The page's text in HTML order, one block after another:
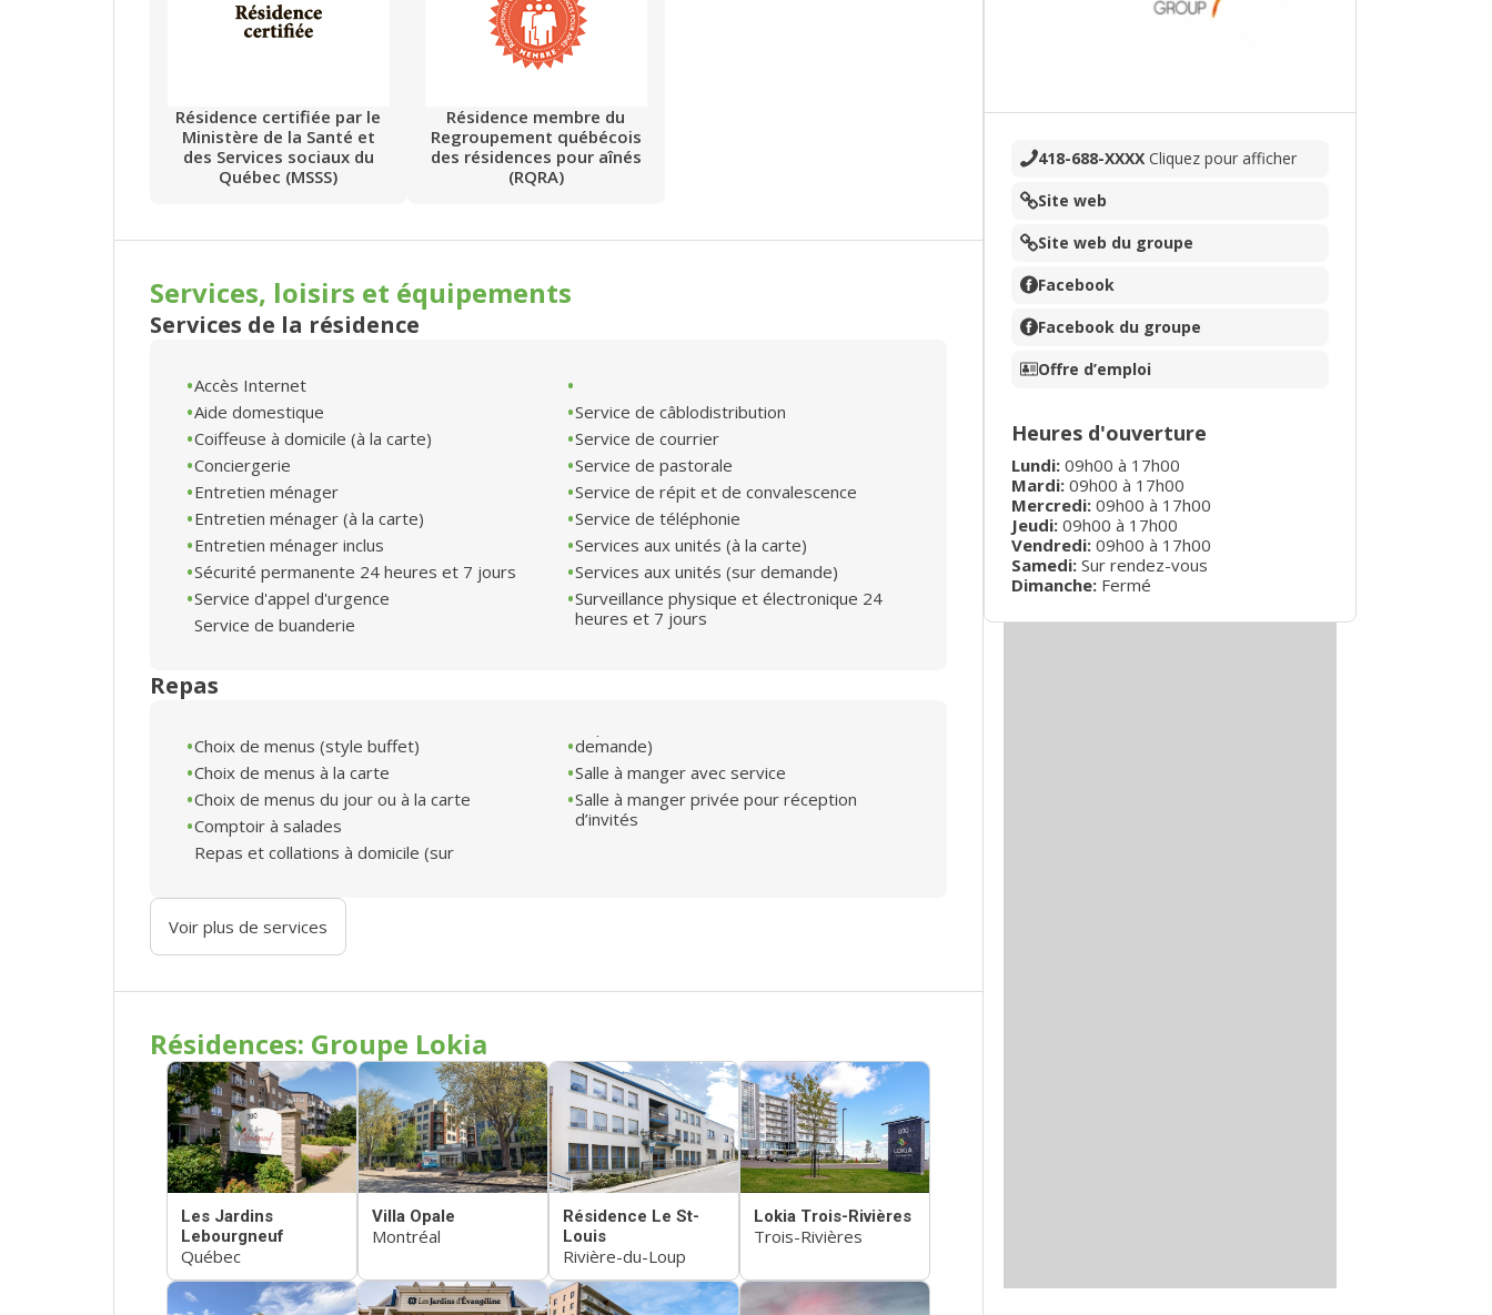
Résidence certifiée par le
Ministère de la Santé et
des Services sociaux du
Québec (MSSS)
Résidence membre du
Regroupement québécois
des résidences pour aînés
(RQRA)
Services, loisirs et équipements
Services de la résidence
Accès Internet
Aide domestique
Coiffeuse à domicile (à la carte)
Conciergerie
Entretien ménager
Entretien ménager (à la carte)
Entretien ménager inclus
Sécurité permanente 24 heures et 7 jours
Service d'appel d'urgence
Service de buanderie
Service de câblodistribution
Service de courrier
Service de pastorale
Service de répit et de convalescence
Service de téléphonie
Services aux unités (à la carte)
Services aux unités (sur demande)
Surveillance physique et électronique 24
heures et 7 jours
Repas
Choix de menus (style buffet)
Choix de menus à la carte
Choix de menus du jour ou à la carte
Comptoir à salades
Repas et collations à domicile (sur
demande)
Salle à manger avec service
Salle à manger privée pour réception
d’invités
Voir plus de services
Résidences: Groupe Lokia
Les Jardins
Lebourgneuf
Québec
Villa Opale
Montréal
Résidence Le St-
Louis
Rivière-du-Loup
Lokia Trois-Rivières
Trois-Rivières
418-688-XXXX Cliquez pour afficher
Site web
Site web du groupe
Facebook
Facebook du groupe
Offre d’emploi
Heures d'ouverture
Lundi: 09h00 à 17h00
Mardi: 09h00 à 17h00
Mercredi: 09h00 à 17h00
Jeudi: 09h00 à 17h00
Vendredi: 09h00 à 17h00
Samedi: Sur rendez-vous
Dimanche: Fermé